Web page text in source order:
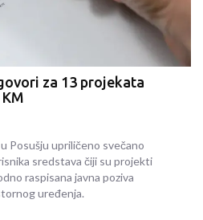
za 13 projekata
Posušju upriličeno svečano
sredstava čiji su projekti
raspisana javna poziva
uređenja.